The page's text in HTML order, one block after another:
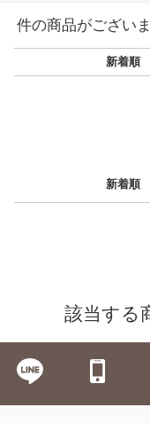
件の商品がございま
新着順
新着順
該当する